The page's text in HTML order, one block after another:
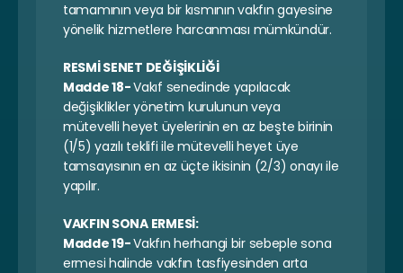
tamamının veya bir kısmının vakfın gayesine
yönelik hizmetlere harcanması mümkündür.
RESMİ SENET DEĞİŞİKLİĞİ
Madde 18- Vakıf senedinde yapılacak
değişiklikler yönetim kurulunun veya
mütevelli heyet üyelerinin en az beşte birinin
(1/5) yazılı teklifi ile mütevelli heyet üye
tamsayısının en az üçte ikisinin (2/3) onayı ile
yapılır.
VAKFIN SONA ERMESİ:
Madde 19- Vakfın herhangi bir sebeple sona
ermesi halinde vakfın tasfiyesinden arta